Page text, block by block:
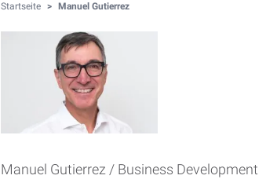
Startseite > Manuel Gutierrez
Manuel Gutierrez / Business Development